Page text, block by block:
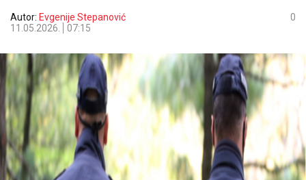
Autor: Evgenije Stepanović
11.05.2026.
07:15
0